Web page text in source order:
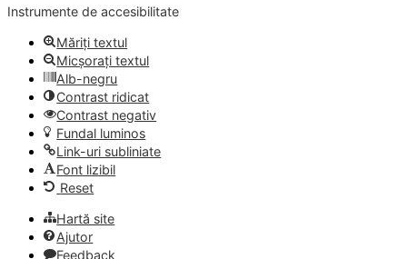
Instrumente de accesibilitate
Măriți textul
Micșorați textul
Alb-negru
Contrast ridicat
Contrast negativ
Fundal luminos
Link-uri subliniate
Font lizibil
Reset
Hartă site
Ajutor
Feedback